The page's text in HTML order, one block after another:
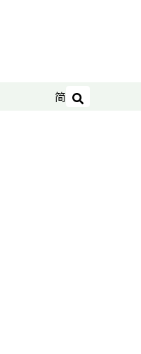
简 搜尋